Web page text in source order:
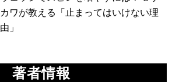
カワが教える「止まってはいけない理
由」
著者情報